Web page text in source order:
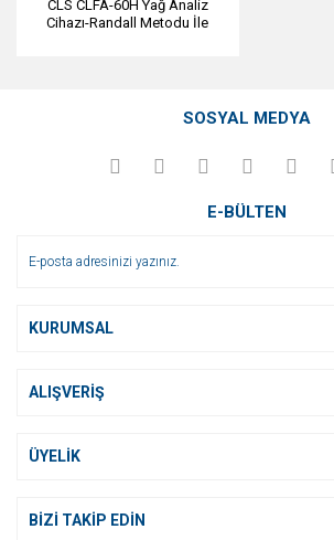
CLS CLFA-60H Yağ Analiz
Cihazı-Randall Metodu İle
SOSYAL MEDYA
E-BÜLTEN
KURUMSAL
ALIŞVERİŞ
ÜYELİK
BİZİ TAKİP EDİN